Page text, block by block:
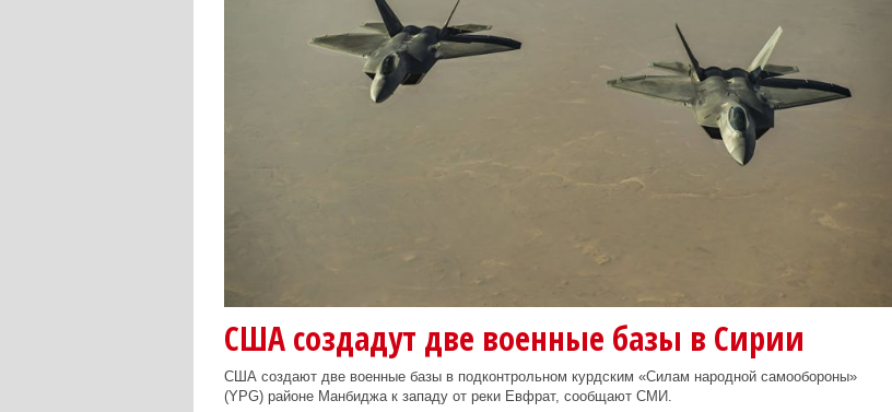
США создадут две военные базы в Сирии
США создают две военные базы в подконтрольном курдским «Силам народной самообороны»
(YPG) районе Манбиджа к западу от реки Евфрат, сообщают СМИ.